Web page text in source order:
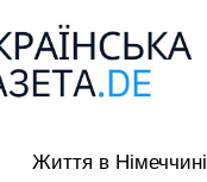
Життя в Німеччині